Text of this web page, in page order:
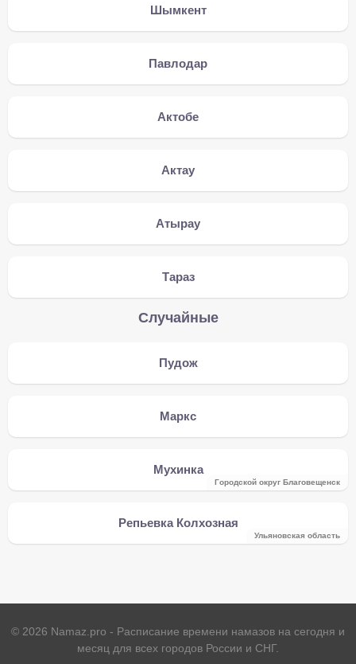
Шымкент
Павлодар
Актобе
Актау
Атырау
Тараз
Случайные
Пудож
Маркс
Мухинка
Городской округ Благовещенск
Репьевка Колхозная
Ульяновская область
© 2026 Namaz.pro - Расписание времени намазов на сегодня и
месяц для всех городов России и СНГ.